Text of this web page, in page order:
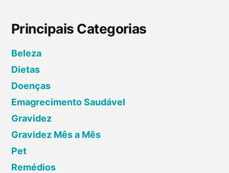
Principais Categorias
Beleza
Dietas
Doenças
Emagrecimento Saudável
Gravidez
Gravidez Mês a Mês
Pet
Remédios